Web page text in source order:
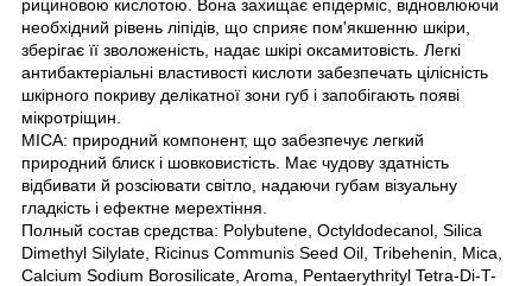
рициновою кислотою. Вона захищає епідерміс, відновлюючи
необхідний рівень ліпідів, що сприяє пом'якшенню шкіри,
зберігає її зволоженість, надає шкірі оксамитовість. Легкі
антибактеріальні властивості кислоти забезпечать цілісність
шкірного покриву делікатної зони губ і запобігають появі
мікротріщин.
MICA: природний компонент, що забезпечує легкий
природний блиск і шовковистість. Має чудову здатність
відбивати й розсіювати світло, надаючи губам візуальну
гладкість і ефектне мерехтіння.
Полный состав средства: Polybutene, Octyldodecanol, Silica
Dimethyl Silylate, Ricinus Communis Seed Oil, Tribehenin, Mica,
Calcium Sodium Borosilicate, Aroma, Pentaerythrityl Tetra-Di-T-